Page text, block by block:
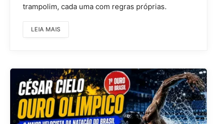
trampolim, cada uma com regras próprias.
LEIA MAIS